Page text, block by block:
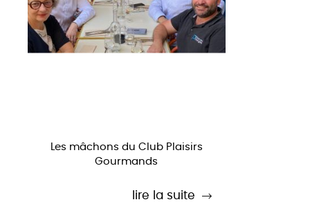
Les mâchons du Club Plaisirs
Gourmands
lire la suite